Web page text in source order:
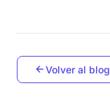
Volver al blog